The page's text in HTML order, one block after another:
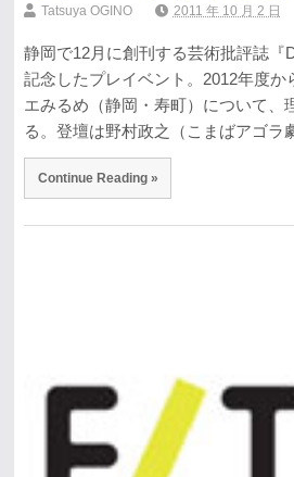
Tatsuya OGINO 2011 年 10 月 2 日
静岡で12月に創刊する芸術批評誌『
記念したプレイベント。2012年度か
エみるめ（静岡・寿町）について、
る。登壇は野村政之（こまばアゴラ
Continue Reading »